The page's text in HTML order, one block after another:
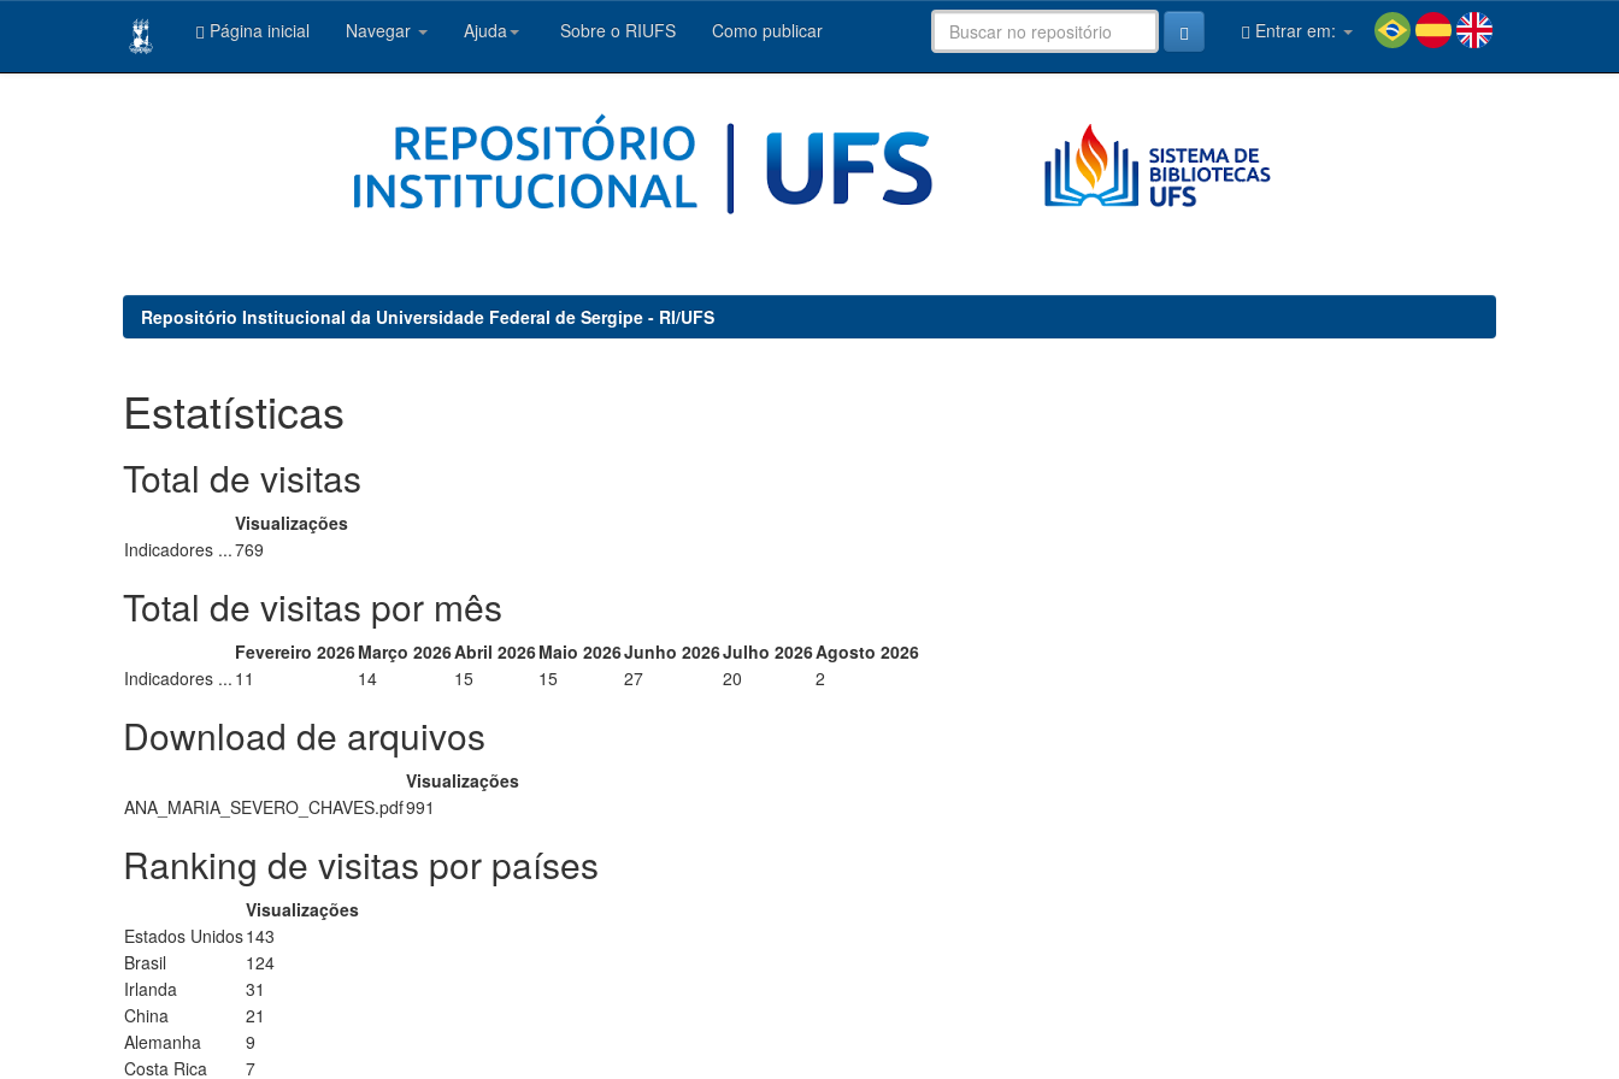
Página inicial Navegar Ajuda Sobre o RIUFS Como publicar Entrar em:
Repositório Institucional da Universidade Federal de Sergipe - RI/UFS
Estatísticas
Total de visitas
Visualizações
Indicadores ...769
Total de visitas por mês
Fevereiro 2026Março 2026Abril 2026Maio 2026Junho 2026Julho 2026Agosto 2026
Indicadores ... 11 14 15 15 27 20 2
Download de arquivos
Visualizações
ANA_MARIA_SEVERO_CHAVES.pdf991
Ranking de visitas por países
Visualizações
Estados Unidos143
Brasil
124
Irlanda
31
China
21
Alemanha
9
Costa Rica
7